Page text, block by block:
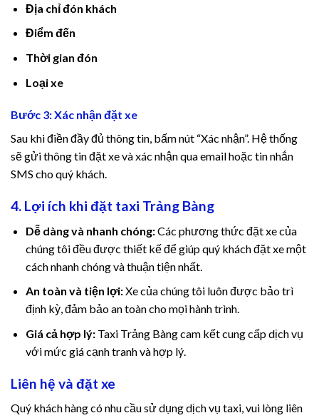
Địa chỉ đón khách
Điểm đến
Thời gian đón
Loại xe
Bước 3: Xác nhận đặt xe
Sau khi điền đầy đủ thông tin, bấm nút “Xác nhận”. Hệ thống
sẽ gửi thông tin đặt xe và xác nhận qua email hoặc tin nhắn
SMS cho quý khách.
4. Lợi ích khi đặt taxi Trảng Bàng
Dễ dàng và nhanh chóng:Các phương thức đặt xe của
chúng tôi đều được thiết kế để giúp quý khách đặt xe một
cách nhanh chóng và thuận tiện nhất.
An toàn và tiện lợi:Xe của chúng tôi luôn được bảo trì
định kỳ, đảm bảo an toàn cho mọi hành trình.
Giá cả hợp lý:Taxi Trảng Bàng cam kết cung cấp dịch vụ
với mức giá cạnh tranh và hợp lý.
Liên hệ và đặt xe
Quý khách hàng có nhu cầu sử dụng dịch vụ taxi, vui lòng liên